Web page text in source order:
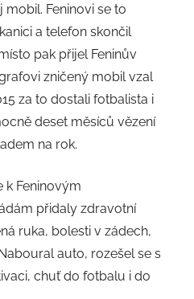
Feninovi se to
a telefon skončil
pak přijel Feninův
zničený mobil vzal
za to dostali fotbalista i
deset měsíců vězení
na rok.
k Feninovým
přidaly zdravotní
ruka, bolesti v zádech,
auto, rozešel se s
chuť do fotbalu i do